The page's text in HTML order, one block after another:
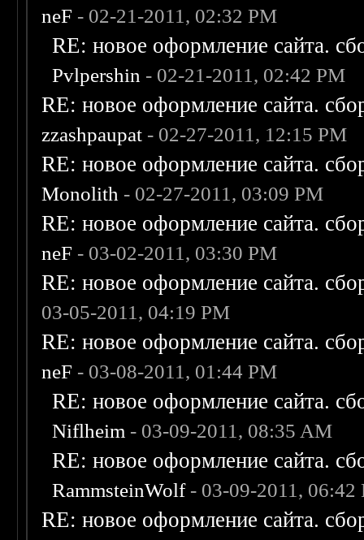
neF - 02-21-2011, 02:32 PM
RE: новое оформление сайта.
Pvlpershin - 02-21-2011, 02:42 PM
RE: новое оформление сайта.
zzashpaupat - 02-27-2011, 12:15 PM
RE: новое оформление сайта.
Monolith - 02-27-2011, 03:09 PM
RE: новое оформление сайта.
neF - 03-02-2011, 03:30 PM
RE: новое оформление сайта.
03-05-2011, 04:19 PM
RE: новое оформление сайта.
neF - 03-08-2011, 01:44 PM
RE: новое оформление сайта.
Niflheim - 03-09-2011, 08:35 AM
RE: новое оформление сайта.
RammsteinWolf- 03-09-2011, 06:42
RE: новое оформление сайта.